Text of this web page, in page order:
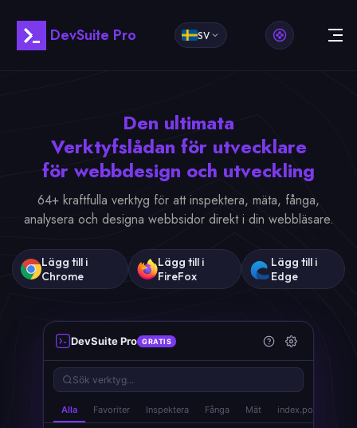
DevSuite Pro SV
Den ultimata
Verktyfslådan för utvecklare
för webbdesign och utveckling
64+ kraftfulla verktyg för att inspektera, mäta, fånga,
analysera och designa webbsidor direkt i din webbläsare.
Lägg till i
Chrome
Lägg till i
FireFox
Lägg till i
Edge
DevSuite Pro GRATIS
Sök verktyg...
Alla Favoriter Inspektera Fånga Mät